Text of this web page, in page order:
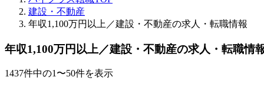
建設・不動産
年収1,100万円以上／建設・不動産の求人・転職情報
年収1,100万円以上／建設・不動産の求人・転職情
1437件中の1〜50件を表示